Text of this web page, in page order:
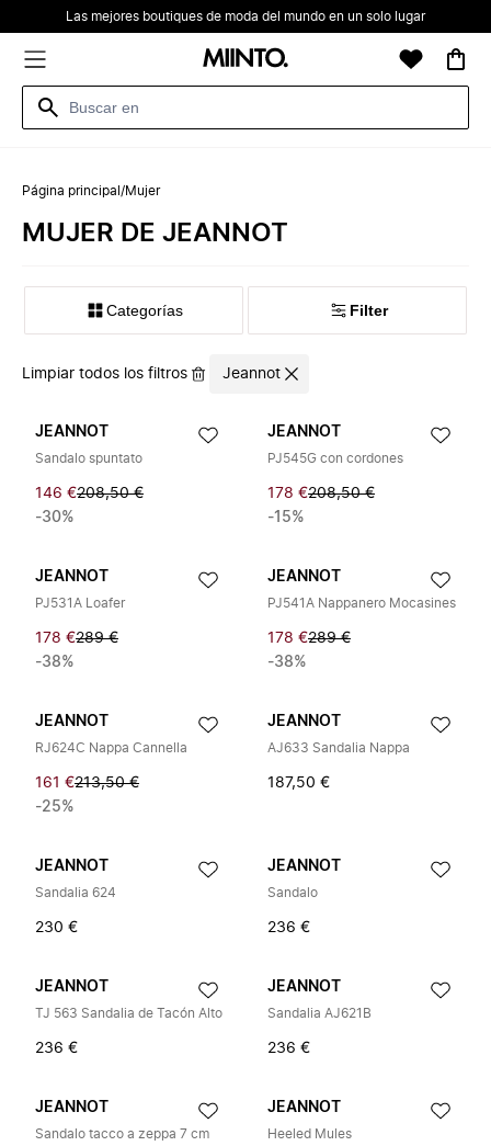
Las mejores boutiques de moda del mundo en un solo lugar
Página principal /Mujer
MUJER DE JEANNOT
Categorías Filter
Limpiar todos los filtros Jeannot
JEANNOT
Sandalo spuntato
146 €208,50 €
-30%
JEANNOT
PJ545G con cordones
178 €208,50 €
-15%
JEANNOT
PJ531A Loafer
178 €289 €
-38%
JEANNOT
PJ541A Nappanero Mocasines
178 €289 €
-38%
JEANNOT
RJ624C Nappa Cannella
161 €213,50 €
-25%
JEANNOT
AJ633 Sandalia Nappa
187,50 €
JEANNOT
Sandalia 624
230 €
JEANNOT
Sandalo
236 €
JEANNOT
TJ 563 Sandalia de Tacón Alto
236 €
JEANNOT
Sandalia AJ621B
236 €
JEANNOT
Sandalo tacco a zeppa 7 cm
JEANNOT
Heeled Mules